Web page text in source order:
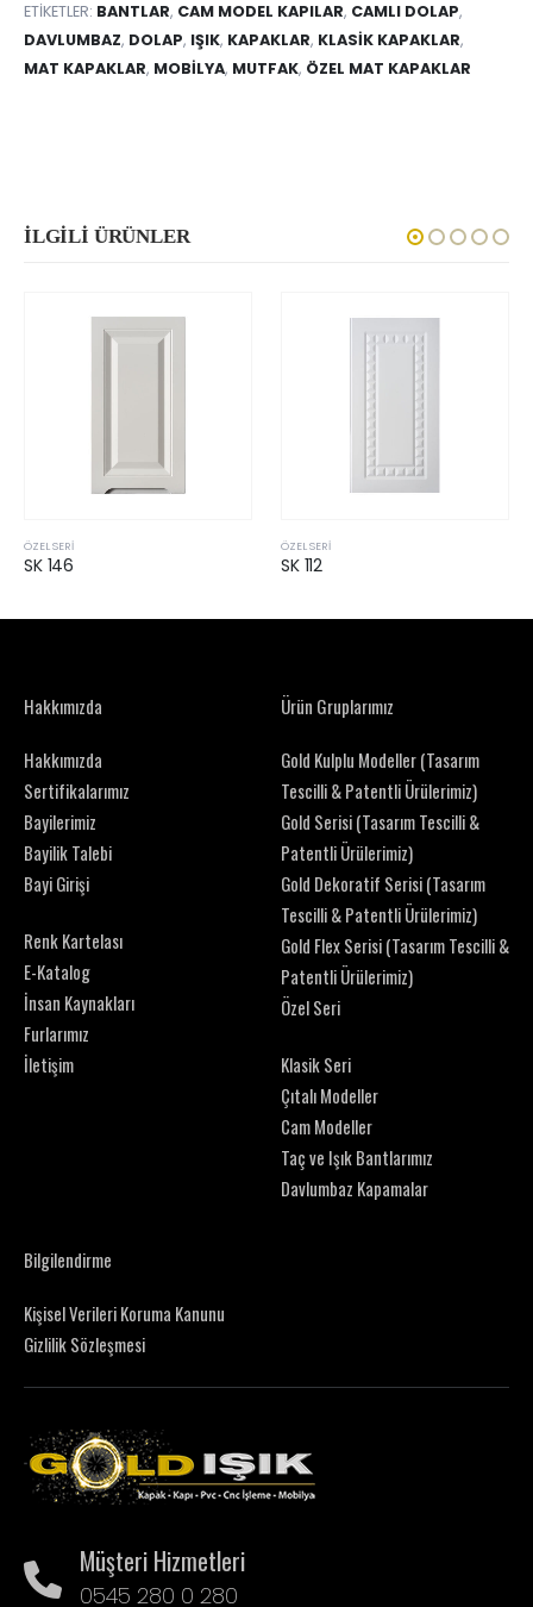
ETIKETLER: BANTLAR, CAM MODEL KAPILAR, CAMLI DOLAP,
DAVLUMBAZ, DOLAP, IŞIK, KAPAKLAR, KLASIK KAPAKLAR,
MAT KAPAKLAR, MOBILYA, MUTFAK, ÖZEL MAT KAPAKLAR
İLGILI ÜRÜNLER
ÖZEL SERI
SK 146
ÖZEL SERI
SK 112
Hakkımızda
Hakkımızda
Sertifikalarımız
Bayilerimiz
Bayilik Talebi
Bayi Girişi
Renk Kartelası
E-Katalog
İnsan Kaynakları
Furlarımız
İletişim
Ürün Gruplarımız
Gold Kulplu Modeller (Tasarım
Tescilli & Patentli Ürülerimiz)
Gold Serisi (Tasarım Tescilli &
Patentli Ürülerimiz)
Gold Dekoratif Serisi (Tasarım
Tescilli & Patentli Ürülerimiz)
Gold Flex Serisi (Tasarım Tescilli &
Patentli Ürülerimiz)
Özel Seri
Klasik Seri
Çıtalı Modeller
Cam Modeller
Taç ve Işık Bantlarımız
Davlumbaz Kapamalar
Bilgilendirme
Kişisel Verileri Koruma Kanunu
Gizlilik Sözleşmesi
Müşteri Hizmetleri
0545 280 0 280